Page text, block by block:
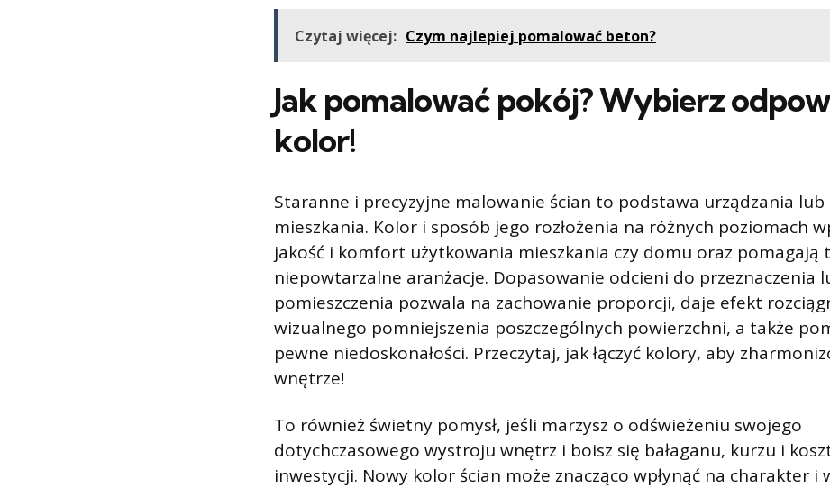
Czytaj więcej: Czym najlepiej pomalować beton?
Jak pomalować pokój? Wybierz
kolor!
Staranne i precyzyjne malowanie ścian to podstawa urządzania
mieszkania. Kolor i sposób jego rozłożenia na różnych poziomach
jakość i komfort użytkowania mieszkania czy domu oraz pomagają
niepowtarzalne aranżacje. Dopasowanie odcieni do przeznaczenia
pomieszczenia pozwala na zachowanie proporcji, daje efekt
wizualnego pomniejszenia poszczególnych powierzchni, a także
pewne niedoskonałości. Przeczytaj, jak łączyć kolory, aby
wnętrze!
To również świetny pomysł, jeśli marzysz o odświeżeniu swojego
dotychczasowego wystroju wnętrz i boisz się bałaganu, kurzu i
inwestycji. Nowy kolor ścian może znacząco wpłynąć na charakter i